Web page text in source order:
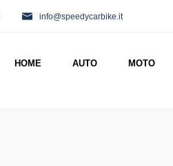
info@speedycarbike.it
HOME AUTO MOTO